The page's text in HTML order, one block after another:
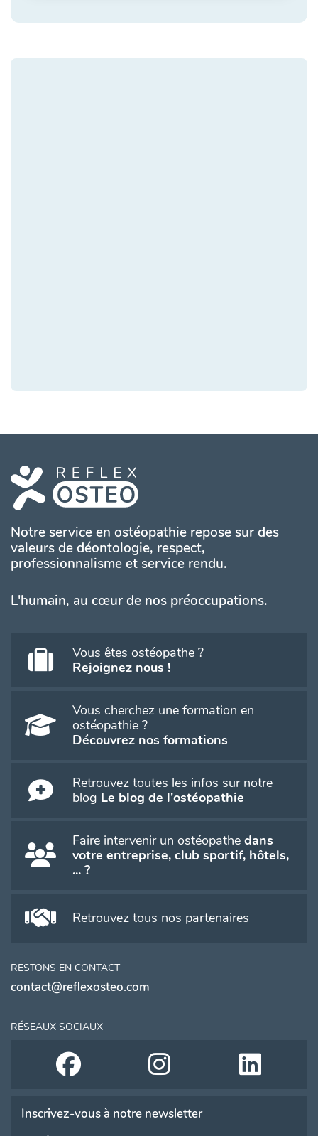
Notre service en ostéopathie repose sur des
valeurs de déontologie, respect,
professionnalisme et service rendu.
L'humain, au cœur de nos préoccupations.
Vous êtes ostéopathe ?
Rejoignez nous !
Vous cherchez une formation en
ostéopathie ?
Découvrez nos formations
Retrouvez toutes les infos sur notre
blog Le blog de l'ostéopathie
Faire intervenir un ostéopathe dans
votre entreprise, club sportif, hôtels,
... ?
Retrouvez tous nos partenaires
RESTONS EN CONTACT
contact@reflexosteo.com
RÉSEAUX SOCIAUX
Inscrivez-vous à notre newsletter